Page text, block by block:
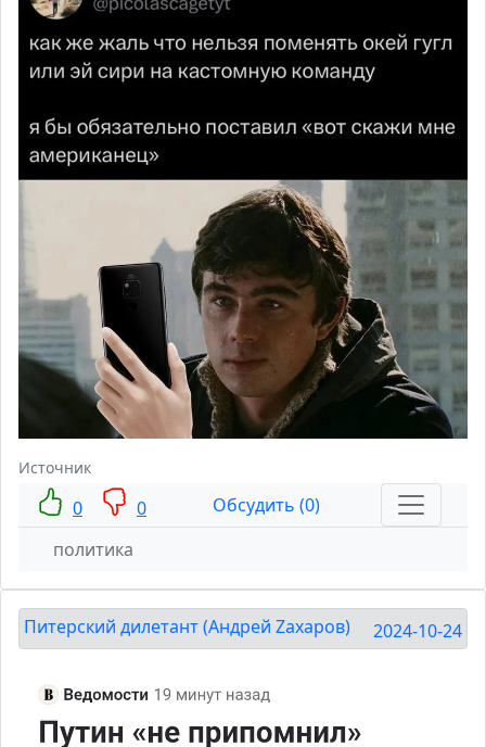
Источник
0 0
Обсудить (0)
политика
Питерский дилетант (Андрей Zахаров) 2024-10-24